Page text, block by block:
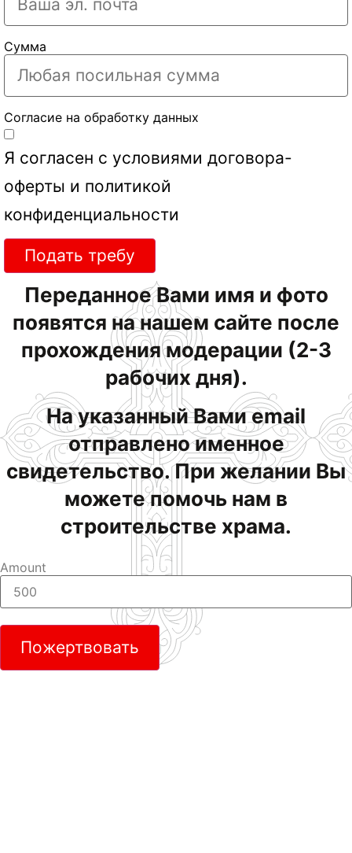
Сумма
Согласие на обработку данных
Я согласен с условиями договора-
оферты и политикой
конфиденциальности
Подать требу
Переданное Вами имя и фото
появятся на нашем сайте после
прохождения модерации (2-3
рабочих дня).
На указанный Вами email
отправлено именное
свидетельство. При желании Вы
можете помочь нам в
строительстве храма.
Amount
Пожертвовать